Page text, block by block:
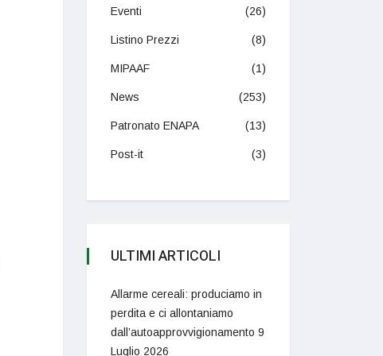
Eventi (26)
Listino Prezzi (8)
MIPAAF (1)
News (253)
Patronato ENAPA (13)
Post-it (3)
ULTIMI ARTICOLI
Allarme cereali: produciamo in
perdita e ci allontaniamo
dall’autoapprovvigionamento 9
Luglio 2026